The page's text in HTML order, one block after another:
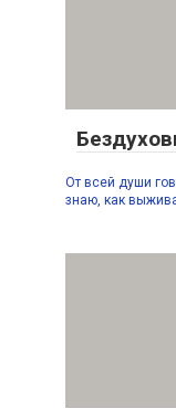
От всей души
знаю, как